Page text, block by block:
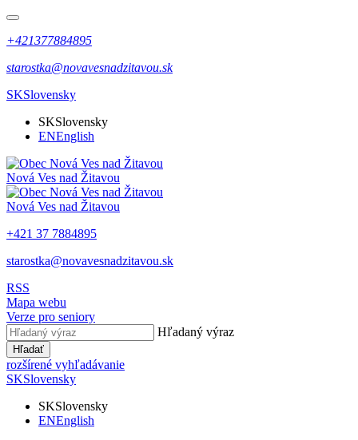
+421377884895
starostka@novavesnadzitavou.sk
SKSlovensky
SKSlovensky
ENEnglish
Nová Ves nad Žitavou
Nová Ves nad Žitavou
+421 37 7884895
starostka@novavesnadzitavou.sk
RSS
Mapa webu
Verze pro seniory
Hľadaný výraz
Hľadať
rozšírené vyhľadávanie
SKSlovensky
SKSlovensky
ENEnglish